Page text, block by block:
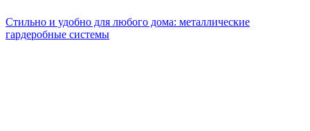
Стильно и удобно для любого дома: металлические
гардеробные системы